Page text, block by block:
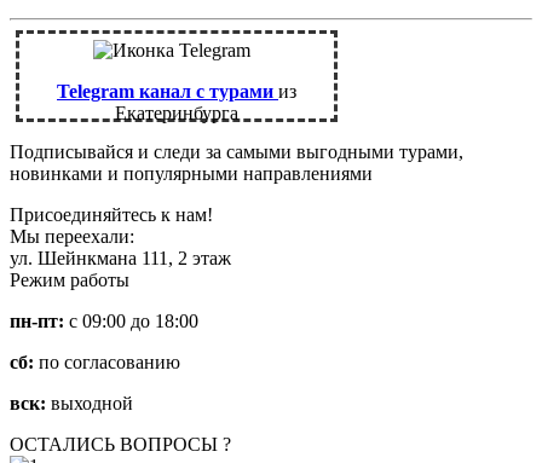
Telegram канал с турами из
Екатеринбурга
Подписывайся и следи за самыми выгодными турами,
новинками и популярными направлениями
Присоединяйтесь к нам!
Мы переехали:
ул. Шейнкмана 111, 2 этаж
Режим работы
пн-пт: с 09:00 до 18:00
сб: по согласованию
вск: выходной
ОСТАЛИСЬ ВОПРОСЫ ?